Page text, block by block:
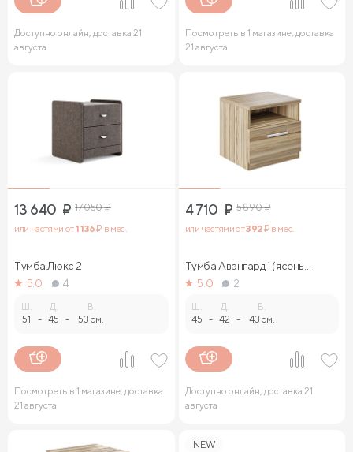
Доступно онлайн, доставка 21
августа
Посмотреть в 1 магазине, доставка
21 августа
13 640 ₽ 17 050₽
или частями от1 136₽ в мес.
Тумба Люкс 2
5.0
4
51 -
Д.
45 -
В.
53 см.
Посмотреть в 1 магазине, доставка
21 августа
4 710 ₽ 5 890₽
или частями от392₽ в мес.
Тумба Авангард 1 (ясень
ориноко)
5.0 2
45 -
Д.
42 -
В.
43 см.
Доступно онлайн, доставка 21
августа
NEW